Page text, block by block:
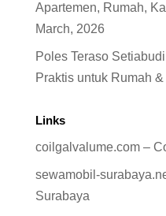
Apartemen, Rumah,
March, 2026
Poles Teraso
Praktis untuk Rumah &
Links
coilgalvalume.com –
sewamobil-
Surabaya